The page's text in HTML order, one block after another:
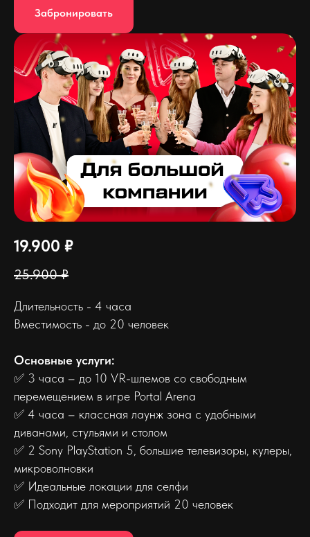
Забронировать
19.900 ₽
25.900 ₽
Длительность - 4 часа
Вместимость - до 20 человек
Основные услуги:
✅ 3 часа – до 10 VR-шлемов со свободным
перемещением в игре Portal Arena
✅ 4 часа – классная лаунж зона с удобными
диванами, стульями и столом
✅ 2 Sony PlayStation 5, большие телевизоры, кулеры,
микроволновки
✅ Идеальные локации для селфи
✅ Подходит для мероприятий 20 человек